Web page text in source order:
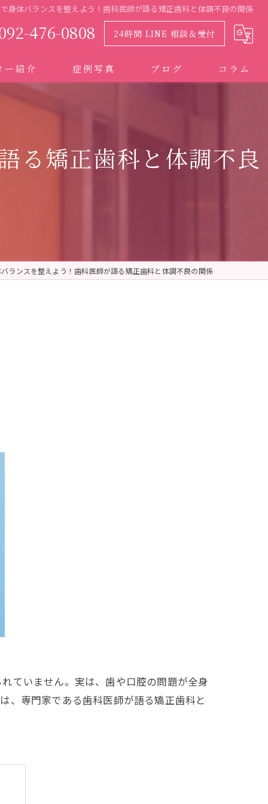
身体バランスを整えよう！歯科医師が語る矯正歯科と体調不良の関係
476-0808 24時間 LINE 相談＆受付
ー紹介 症例写真 ブログ コラム
る矯正歯科と体調不良
ランスを整えよう！歯科医師が語る矯正歯科と体調不良の関係
ていません。実は、歯や口腔の問題が全身
、専門家である歯科医師が語る矯正歯科と